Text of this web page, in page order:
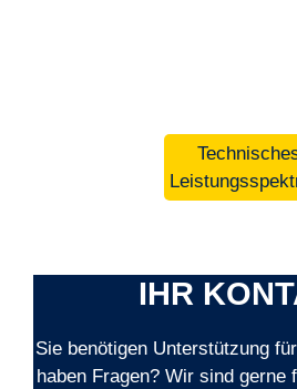
IHR
Sie benötigen Unterstützung
haben Fragen? Wir sind gerne